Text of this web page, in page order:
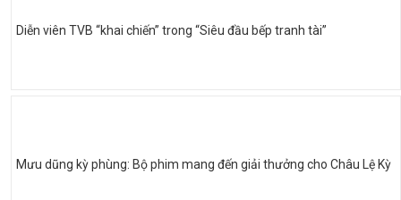
Diễn viên TVB “khai chiến” trong “Siêu đầu bếp tranh tài”
Mưu dũng kỳ phùng: Bộ phim mang đến giải thưởng cho Châu Lệ Kỳ